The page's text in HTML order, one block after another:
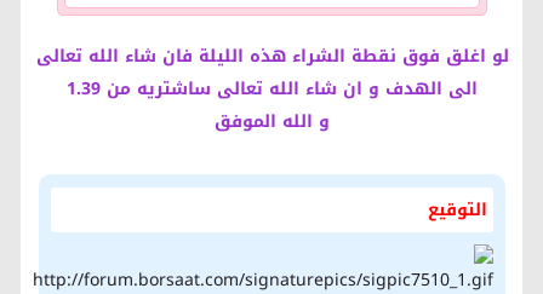
لو اغلق فوق نقطة الشراء هذه الليلة فان شاء الله تعالى
الى الهدف و ان شاء الله تعالى ساشتريه من 1.39
و الله الموفق
التوقيع